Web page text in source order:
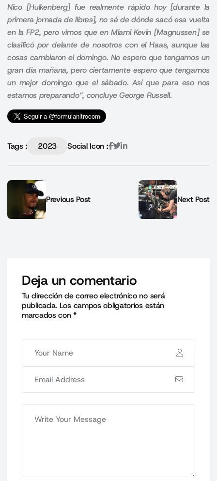
Nico [Hulkenberg] fue realmente rápido hoy [durante la
primera jornada de libres], no sé de dónde sacó esa vuelta
en la FP2, pero vimos que en Miami Kevin [Magnussen] se
clasificó por delante de nosotros con el Haas, aunque las
cosas cambiaron el domingo. No espero que tengamos un
gran día mañana, pero ciertamente espero que tengamos
un mejor domingo que el sábado. Así que para eso nos
estamos preparando”, concluye George Russell.
Tags : 2023 Social Icon :
Previous Post Next Post
Deja un comentario
Tu dirección de correo electrónico no será
publicada. Los campos obligatorios están
marcados con*